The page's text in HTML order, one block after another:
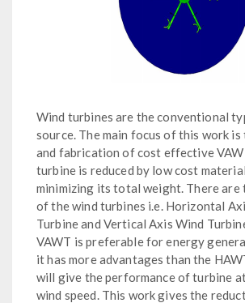
Wind turbines are the conventional
source. The main focus of this work is
and fabrication of cost effective
turbine is reduced by low cost
minimizing its total weight. There are
of the wind turbines i.e. Horizontal
Turbine and Vertical Axis Wind
VAWT is preferable for energy
it has more advantages than the
will give the performance of turbine
wind speed. This work gives the